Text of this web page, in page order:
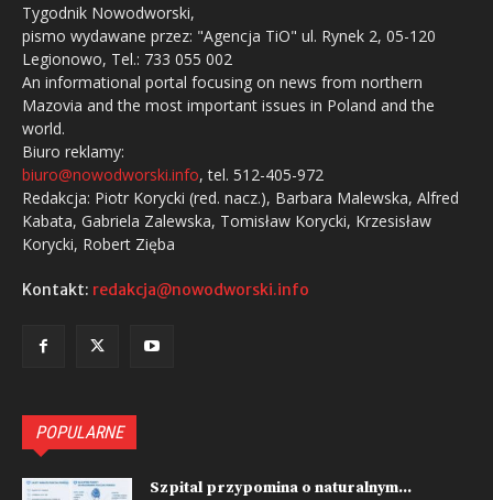
Tygodnik Nowodworski,
pismo wydawane przez: "Agencja TiO" ul. Rynek 2, 05-120
Legionowo, Tel.: 733 055 002
An informational portal focusing on news from northern
Mazovia and the most important issues in Poland and the
world.
Biuro reklamy:
biuro@nowodworski.info, tel. 512-405-972
Redakcja: Piotr Korycki (red. nacz.), Barbara Malewska, Alfred
Kabata, Gabriela Zalewska, Tomisław Korycki, Krzesisław
Korycki, Robert Zięba
Kontakt: redakcja@nowodworski.info
POPULARNE
Szpital przypomina o naturalnym...